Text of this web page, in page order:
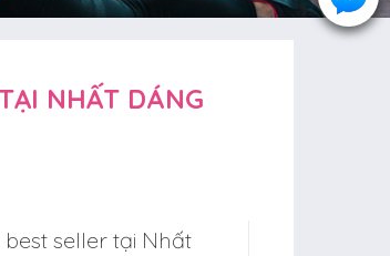
NHẤT DÁNG
seller tại Nhất